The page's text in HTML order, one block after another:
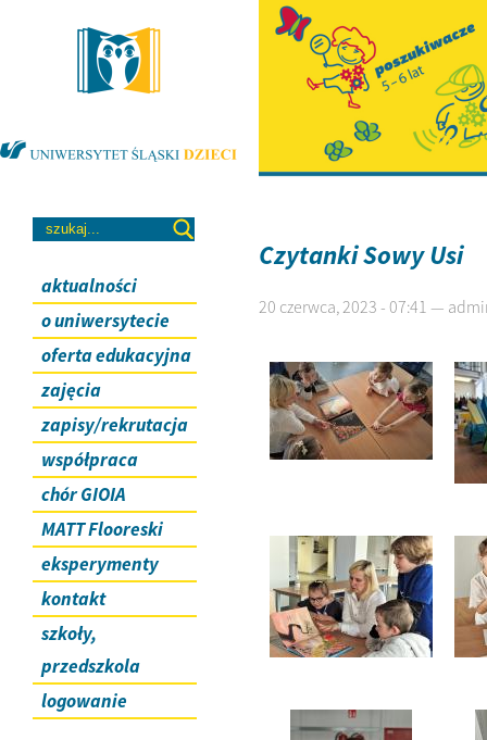
aktualności
o uniwersytecie
oferta edukacyjna
zajęcia
zapisy/rekrutacja
współpraca
chór GIOIA
MATT Flooreski
eksperymenty
kontakt
szkoły,
przedszkola
logowanie
Czytanki Sowy Usi
20 czerwca, 2023 - 07:41 —